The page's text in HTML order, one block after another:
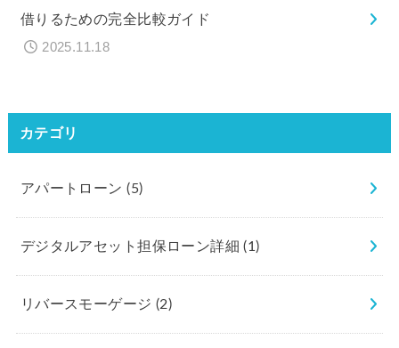
借りるための完全比較ガイド
2025.11.18
カテゴリ
アパートローン(5)
デジタルアセット担保ローン詳細(1)
リバースモーゲージ (2)